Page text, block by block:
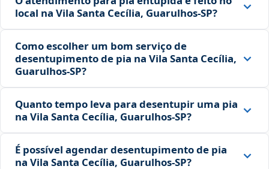
local na Vila Santa Cecília, Guarulhos‑SP?
Como escolher um bom serviço de
desentupimento de pia na Vila Santa Cecília,
Guarulhos‑SP?
Quanto tempo leva para desentupir uma pia
na Vila Santa Cecília, Guarulhos‑SP?
É possível agendar desentupimento de pia
na Vila Santa Cecília, Guarulhos‑SP?